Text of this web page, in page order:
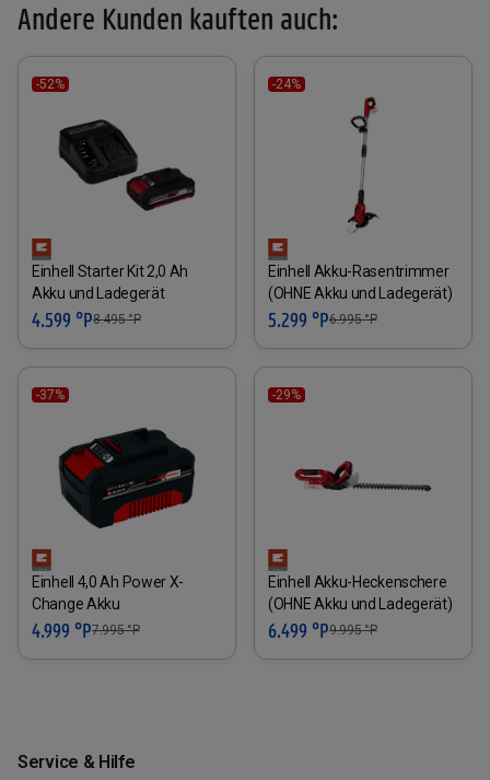
Andere Kunden kauften auch:
-52%
Einhell Starter Kit 2,0 Ah
Akku und Ladegerät
4.599 °P8.495°P
-24%
Einhell Akku-Rasentrimmer
(OHNE Akku und Ladegerät)
5.299 °P6.995°P
-37%
Einhell 4,0 Ah Power X-
Change Akku
4.999 °P7.995°P
-29%
Einhell Akku-Heckenschere
(OHNE Akku und Ladegerät)
6.499 °P9.995°P
Service & Hilfe